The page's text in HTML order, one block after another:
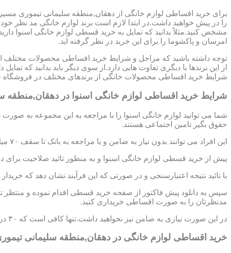
برای خرید اقساطی لوازم خانگی از دهقان,منطقه سلیمانی تیموری
را در پیش خواهید داشت.در ابتدا لازم است برند لوازم خانگی مد نظر خود
مشخص کنید.مثلاً بدانید که تمایل به خرید قسطی لوازم خانگی اسنوا دارید
امرسان و پاکشوما را برای این خرید در نظر گرفته اید.
توجه داشته باشید که مراحل و شرایط خرید اقساطی محصولات مختلف
از این برندها با دیگری تفاوت هایی دارد.از سوی دیگر باید بدانید که
شرایط خرید اقساطی محصولات خانگی از برندهای مختلف در فروشگاه
شرایط خرید اقساطی لوازم خانگی اسنوا در دهقان,منطقه
شما می توانید لوازم خانگی اسنوا را با مراجعه به این مجموعه به
حقوق بگیر تامین اجتماعی هستند.
این افراد می توانند بدون نیاز به ضامن و یا مراجعه به بانک تا سقف ۷۰ میلیون تومان اعتبار دریافت نموده و اقساط خود را به صورت ۶ تا ۱۲ ماهه پرداخت نمایند.
پیش از خرید قسطی لوازم خانگی اسنوا و به منظور تائید صلاحیت برای
با تائید نتیجه اعتبارسنجی و در صورتی که این فرآیند نشان دهد که
سپس به دانلود پیش فاکتور از صفحه خرید قسطی اقدام نموده و منتظر
مدنظرتان را به صورت اقساطی خریداری کنید.
در این صورت نیازی به ضامن نیز نخواهید داشت.تنها کافی است که ۳۰ درصد از مبلغ کل کالا را به صورت پیش پرداخت،پرداخت نموده و مابقی مبلغ را در اقساط ؟،؟؟ و یا ؟؟ ماهه بپردازید.
خرید اقساطی لوازم خانگی در دهقان,منطقه سلیمانی